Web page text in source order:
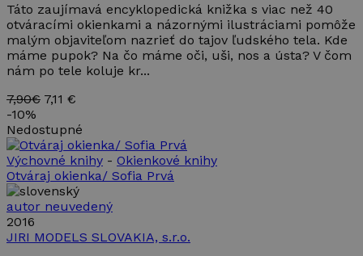
Táto zaujímavá encyklopedická knižka s viac než 40
otváracími okienkami a názornými ilustráciami pomôže
malým objaviteľom nazrieť do tajov ľudského tela. Kde
máme pupok? Na čo máme oči, uši, nos a ústa? V čom
nám po tele koluje kr...
7,90€ 7,11 €
-10%
Nedostupné
Výchovné knihy - Okienkové knihy
Otváraj okienka/ Sofia Prvá
autor neuvedený
2016
JIRI MODELS SLOVAKIA, s.r.o.